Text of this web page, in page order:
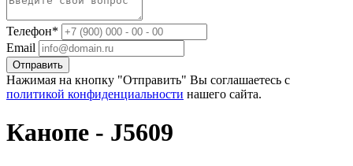
Телефон*
Email
Отправить
Нажимая на кнопку "Отправить" Вы соглашаетесь с
политикой конфиденциальности нашего сайта.
Канопе - J5609